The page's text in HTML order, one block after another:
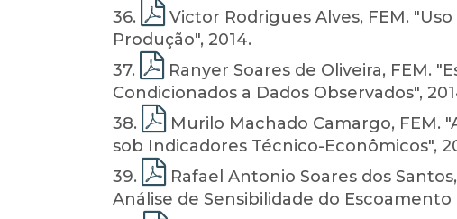
36.
Victor Rodrigues Alves, FEM.
Produção", 2014.
37.
Ranyer Soares de Oliveira, FEM.
Condicionados a Dados Observados",
38.
Murilo Machado Camargo, FEM.
sob Indicadores Técnico-Econômicos",
39.
Rafael Antonio Soares dos
Análise de Sensibilidade do Escoamento